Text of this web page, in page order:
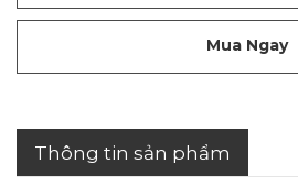
Mua Ngay
Thông tin sản phẩm